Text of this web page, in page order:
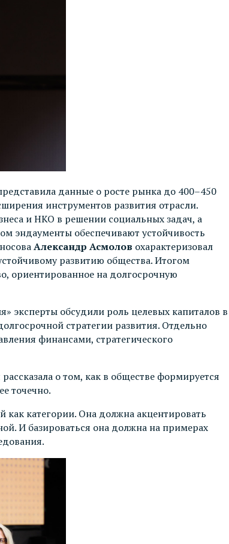
данные о росте рынка до 400–450
инструментов развития отрасли.
и НКО в решении социальных задач, а
эндаументы обеспечивают устойчивость
Александр Асмолов охарактеризовал
развитию общества. Итогом
ориентированное на долгосрочную
эксперты обсудили роль целевых капиталов в
стратегии развития. Отдельно
финансами, стратегического
рассказала о том, как в обществе формируется
точечно.
категории. Она должна акцентировать
И базироваться она должна на примерах